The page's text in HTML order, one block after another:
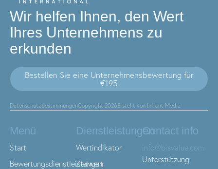
Wir helfen Ihnen, den Wert
Ihres Unternehmens zu
erkunden
Bestellen Sie eine Unternehmensbewertung für
€195
DatenschutzbestimmungenCopyright 2026Erstellt von Infront Media
Menü
Start
Bewertungsdienstleistungen
Dienstleistungen
Wertindikator
Zielwert
Contact info
info@bisvalue.com
Unterstützung